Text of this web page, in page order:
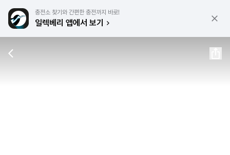
충전소 찾기와 간편한 충전까지 바로!
일렉베리 앱에서 보기